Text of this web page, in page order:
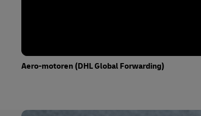
Aero-motoren (DHL Global Forwarding)